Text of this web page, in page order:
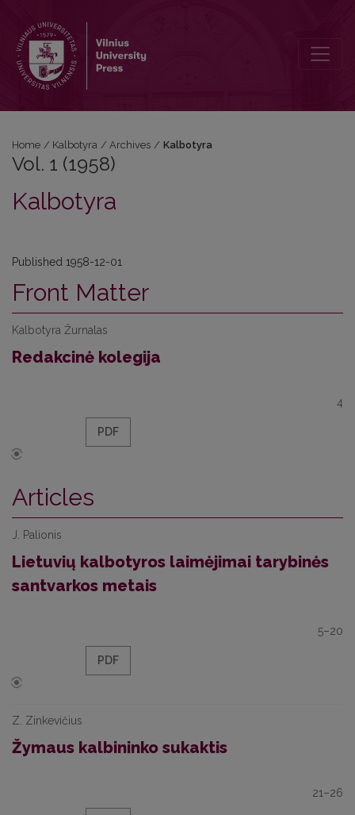
Home / Kalbotyra / Archives / Kalbotyra
Vol. 1 (1958)
Kalbotyra
Published 1958-12-01
Front Matter
Kalbotyra Žurnalas
Redakcinė kolegija
4
PDF
Articles
J. Palionis
Lietuvių kalbotyros laimėjimai tarybinės
santvarkos metais
5–20
PDF
Z. Zinkevičius
Žymaus kalbininko sukaktis
21–26